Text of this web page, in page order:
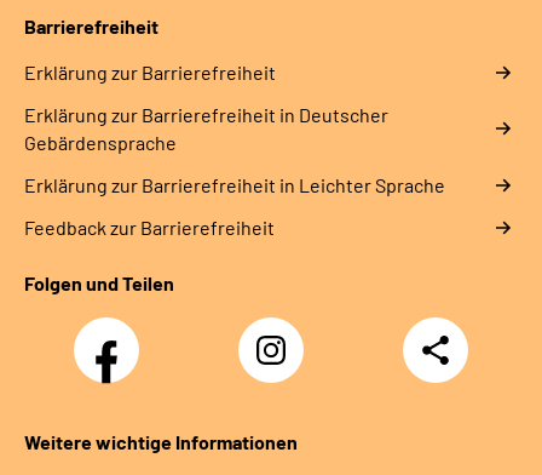
Barrierefreiheit
Erklärung zur Barrierefreiheit
Erklärung zur Barrierefreiheit in Deutscher
Gebärdensprache
Erklärung zur Barrierefreiheit in Leichter Sprache
Feedback zur Barrierefreiheit
Folgen und Teilen
Facebook
Klinik
Sonnenblick
Instagram
Klinik
Sonnenblick
Teilen
Weitere wichtige Informationen